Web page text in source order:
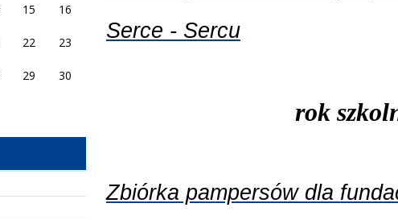
15 16
22 23
29 30
Serce - Sercu
rok
Zbiórka pampersów dla